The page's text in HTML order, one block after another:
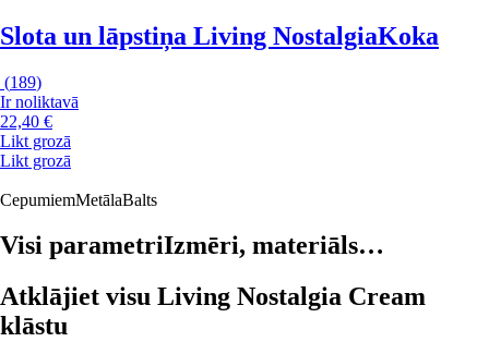
Slota un lāpstiņa Living NostalgiaKoka
(189)
Ir noliktavā
22,40 €
Likt grozā
Likt grozā
CepumiemMetālaBalts
Visi parametriIzmēri, materiāls…
Atklājiet visu Living Nostalgia Cream
klāstu